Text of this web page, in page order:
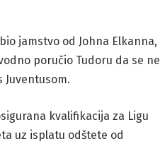
jamstvo od Johna Elkanna,
poručio Tudoru da se ne
kvalifikacija za Ligu
uz isplatu odštete od